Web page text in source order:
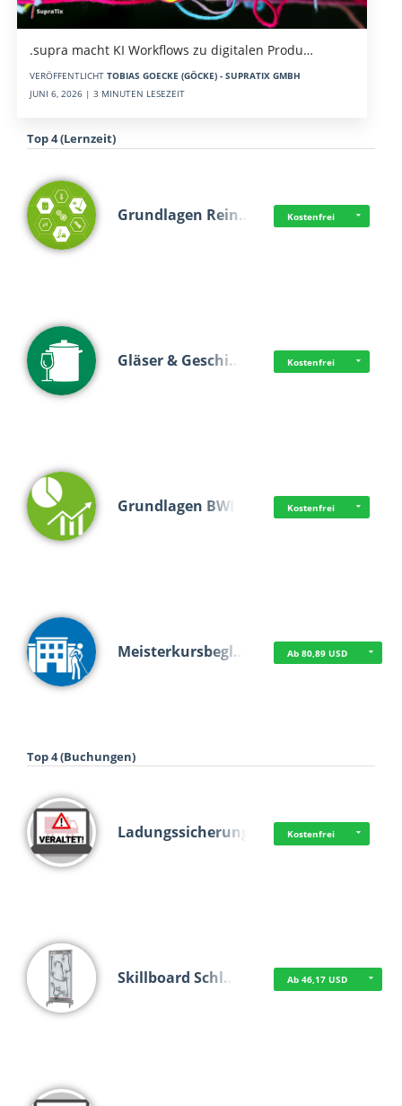
.supra macht KI Workflows zu digitalen Produ…
VERÖFFENTLICHT TOBIAS GOECKE (GÖCKE) - SUPRATIX GMBH
JUNI 6, 2026 | 3 MINUTEN LESEZEIT
Top 4 (Lernzeit)
Grundlagen Rein… Kostenfrei
Gläser & Geschi… Kostenfrei
Grundlagen BWL Kostenfrei
Meisterkursbegl… Ab 80,89 USD
Top 4 (Buchungen)
Ladungssicherung Kostenfrei
Skillboard Schl… Ab 46,17 USD